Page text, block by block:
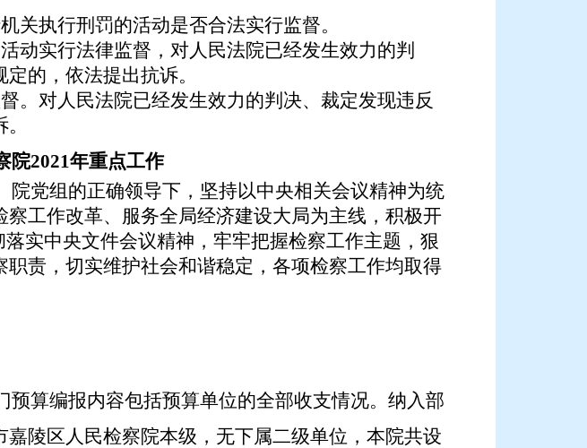
关执行刑罚的活动是否合法实行监督。
动实行法律监督，对人民法院已经发生效力的判
的，依法提出抗诉。
。对人民法院已经发生效力的判决、裁定发现违反
院2021年重点工作
院党组的正确领导下，坚持以中央相关会议精神为统
工作改革、服务全局经济建设大局为主线，积极开
实中央文件会议精神，牢牢把握检察工作主题，狠
责，切实维护社会和谐稳定，各项检察工作均取得
预算编报内容包括预算单位的全部收支情况。 纳入部
嘉陵区人民检察院本级，无下属二级单位， 本院共设